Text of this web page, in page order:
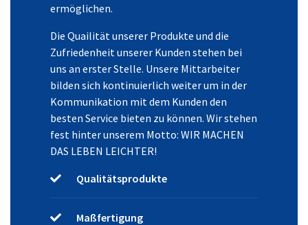
ermöglichen.
Die Quailität unserer Produkte und die
Zufriedenheit unserer Kunden stehen bei
uns an erster Stelle. Unsere Mittarbeiter
bilden sich kontinuierlich weiter um in der
Kommunikation mit dem Kunden den
besten Service bieten zu können. Wir stehen
fest hinter unserem Motto: WIR MACHEN
DAS LEBEN LEICHTER!
Qualitätsprodukte
Maßfertigung